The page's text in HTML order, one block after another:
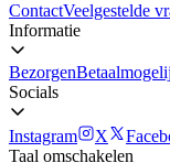
ContactVeelgestelde
Informatie
Bezorgen
Socials
Instagram X
Taal omschakelen